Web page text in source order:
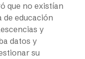
que no existían
educación
y
datos y
su